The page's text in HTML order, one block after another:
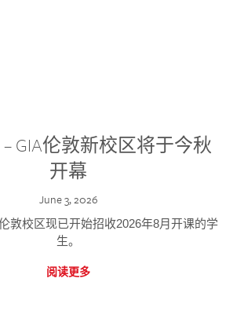
GIA伦敦新校区将于今秋
开幕
June 3, 2026
敦校区现已开始招收2026年8月开课的学
生。
阅读更多